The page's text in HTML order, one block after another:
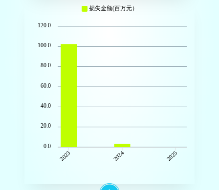
损失金额(百万元）
120.0
100.0
80.0
60.0
40.0
20.0
0.0
2023 2024 2025